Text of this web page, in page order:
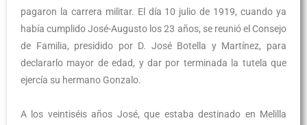
pagaron la carrera militar. El día 10 julio de 1919, cuando ya
había cumplido José-Augusto los 23 años, se reunió el Consejo
de Familia, presidido por D. José Botella y Martínez, para
declararlo mayor de edad, y dar por terminada la tutela que
ejercía su hermano Gonzalo.
A los veintiséis años José, que estaba destinado en Melilla